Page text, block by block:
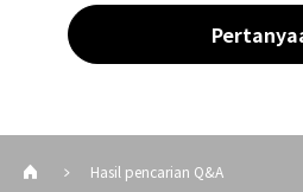
Hasil pencarian Q&A